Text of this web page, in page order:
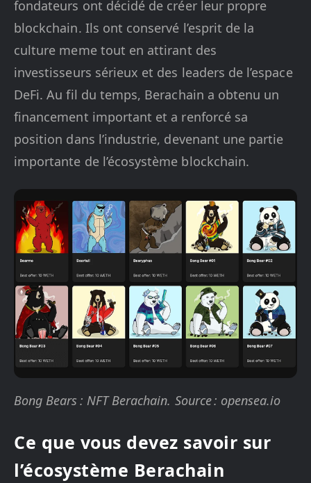
fondateurs ont décidé de créer leur propre
blockchain. Ils ont conservé l’esprit de la
culture meme tout en attirant des
investisseurs sérieux et des leaders de l’espace
DeFi. Au fil du temps, Berachain a obtenu un
financement important et a renforcé sa
position dans l’industrie, devenant une partie
importante de l’écosystème blockchain.
Bong Bears : NFT Berachain. Source : opensea.io
Ce que vous devez savoir sur
l’écosystème Berachain